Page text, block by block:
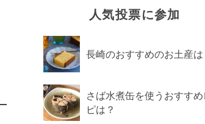
人気投票に参加
長崎のおすすめのお土産は
さば水煮缶を使うおすすめ
ピは？